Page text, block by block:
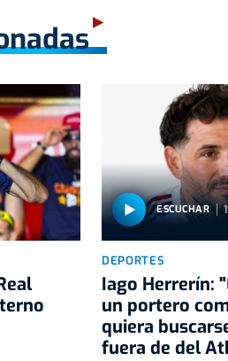
ESCUCHAR
DEPORTES
Iago Herrerín:
un portero
quiera
fuera de del